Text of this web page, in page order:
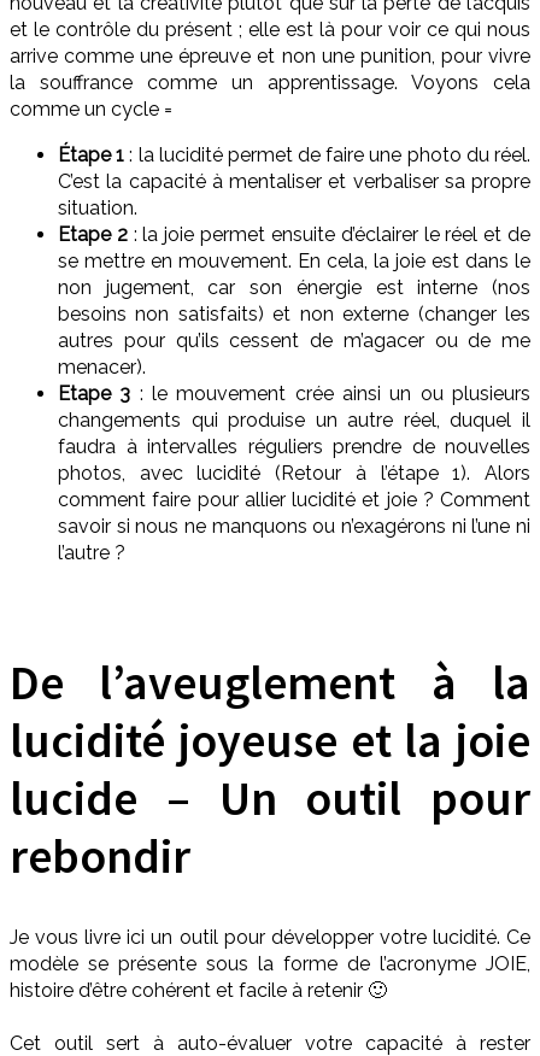
et le contrôle du présent ; elle est là pour voir ce qui nous
arrive comme une épreuve et non une punition, pour vivre
la souffrance comme un apprentissage. Voyons cela
comme un cycle =
Étape 1 : la lucidité permet de faire une photo du réel.
C’est la capacité à mentaliser et verbaliser sa propre
situation.
Etape 2: la joie permet ensuite d’éclairer le réel et de
se mettre en mouvement. En cela, la joie est dans le
non jugement, car son énergie est interne (nos
besoins non satisfaits) et non externe (changer les
autres pour qu’ils cessent de m’agacer ou de me
menacer).
Etape 3 : le mouvement crée ainsi un ou plusieurs
changements qui produise un autre réel, duquel il
faudra à intervalles réguliers prendre de nouvelles
photos, avec lucidité (Retour à l’étape 1). Alors
comment faire pour allier lucidité et joie ? Comment
savoir si nous ne manquons ou n’exagérons ni l’une ni
l’autre ?
De l’aveuglement à la
lucidité joyeuse et la joie
lucide – Un outil pour
rebondir
Je vous livre ici un outil pour développer votre lucidité. Ce
modèle se présente sous la forme de l’acronyme JOIE,
histoire d’être cohérent et facile à retenir 🙂
Cet outil sert à auto-évaluer votre capacité à rester